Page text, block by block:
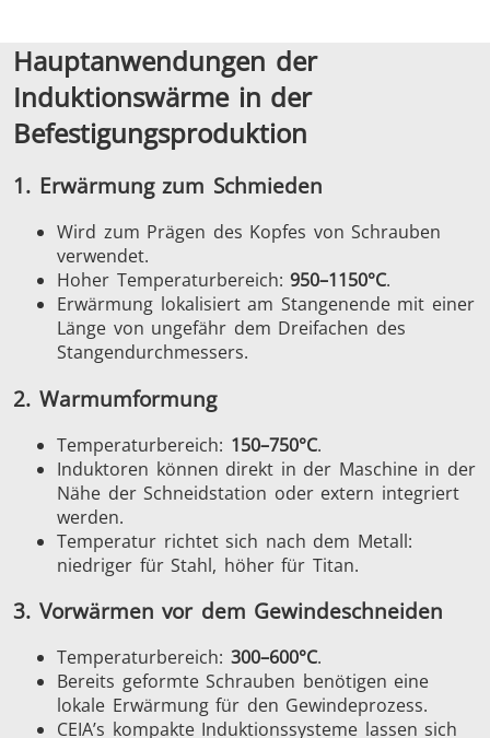
Generator mit
Controller
Generatoren
Serie SH Heizkopf
Automotive Befestigung
Draht-
Grüne Energie Halbleiter
Hauptanwendungen der
Induktionswärme in der
Befestigungsproduktion
1. Erwärmung zum Schmieden
Wird zum Prägen des Kopfes von Schrauben
verwendet.
Hoher Temperaturbereich:950–1150°C.
Erwärmung lokalisiert am Stangenende mit einer
Länge von ungefähr dem Dreifachen des
Stangendurchmessers.
2. Warmumformung
Temperaturbereich: 150–750°C.
Induktoren können direkt in der Maschine in der
Nähe der Schneidstation oder extern integriert
werden.
Temperatur richtet sich nach dem Metall:
niedriger für Stahl, höher für Titan.
3. Vorwärmen vor dem Gewindeschneiden
Temperaturbereich: 300–600°C.
Bereits geformte Schrauben benötigen eine
lokale Erwärmung für den Gewindeprozess.
CEIA’s kompakte Induktionssysteme lassen sich